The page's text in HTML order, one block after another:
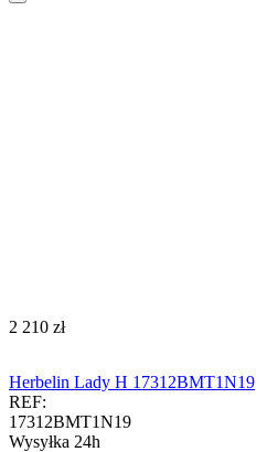
‍2 210‍ zł
Herbelin Lady H 17312BMT1N19
REF:
17312BMT1N19
Wysyłka 24h